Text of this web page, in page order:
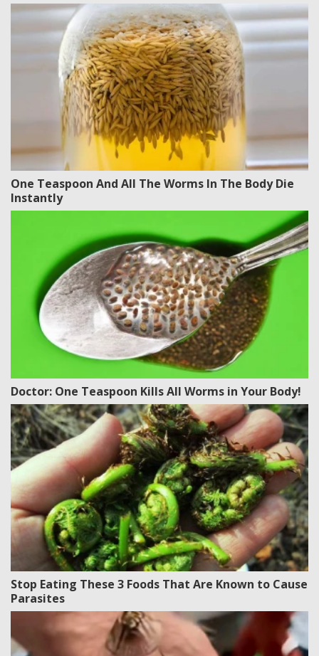
One Teaspoon And All The Worms In The Body Die
Instantly
Doctor: One Teaspoon Kills All Worms in Your Body!
Stop Eating These 3 Foods That Are Known to Cause
Parasites